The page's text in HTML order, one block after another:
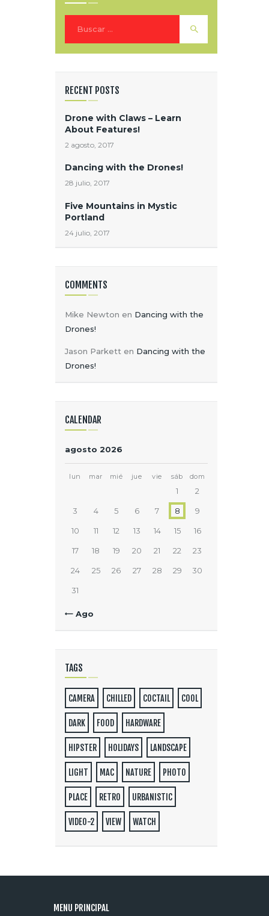
RECENT POSTS
Drone with Claws – Learn
About Features!
2 agosto, 2017
Dancing with the Drones!
28 julio, 2017
Five Mountains in Mystic
Portland
24 julio, 2017
COMMENTS
Mike Newton en Dancing with the
Drones!
Jason Parkett en Dancing with the
Drones!
CALENDAR
agosto 2026
lun mar mié jue vie sáb dom
1 2
3 4 5 6 7 8 9
10 11 12 13 14 15 16
17 18 19 20 21 22 23
24 25 26 27 28 29 30
31
« Ago
TAGS
CAMERA CHILLED COCTAIL COOL
DARK FOOD HARDWARE
HIPSTER HOLIDAYS LANDSCAPE
LIGHT MAC NATURE PHOTO
PLACE RETRO URBANISTIC
VIDEO-2 VIEW WATCH
MENU PRINCIPAL